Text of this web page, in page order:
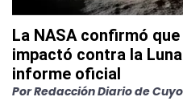
La NASA confirmó
impactó contra la
informe oficial
PorRedacción Diario de Cuyo